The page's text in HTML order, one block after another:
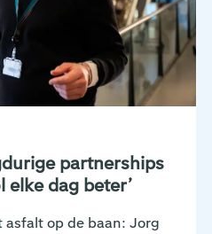
partnerships
elke dag beter’
op de baan: Jorg